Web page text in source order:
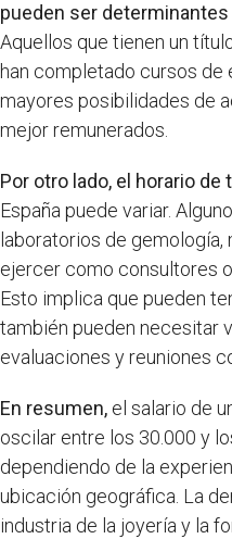
pueden ser
Aquellos que tienen un
han completado cursos
mayores posibilidades de
mejor remunerados.
Por otro lado, el horario de
España puede variar.
laboratorios de
ejercer como consultores
Esto implica que pueden
también pueden necesitar
evaluaciones y reuniones
En resumen, el salario de
oscilar entre los 30.000 y
dependiendo de la
ubicación geográfica. La
industria de la joyería y la